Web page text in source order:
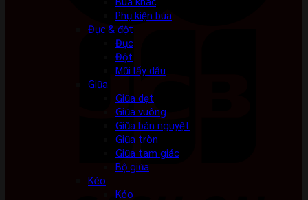
Phụ kiện búa
Đục & đột
Đục
Đột
Mũi lấy dấu
Giũa
Giũa dẹt
Giũa vuông
Giũa bán nguyệt
Giũa tròn
Giũa tam giác
Bộ giũa
Kéo
Kéo